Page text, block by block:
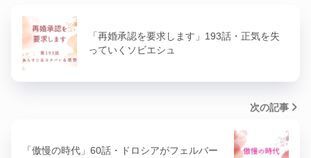
「再婚承認を要求します」193話・正気を失
っていくソビエシュ
次の記事
「傲慢の時代」60話・ドロシアがフェルバー